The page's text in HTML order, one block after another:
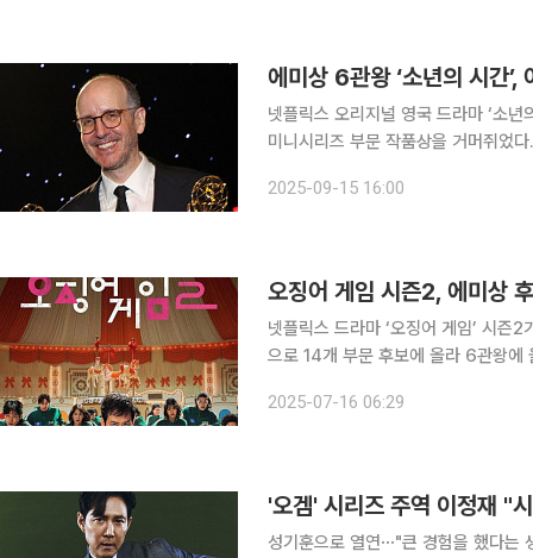
에미상 6관왕 ‘소년의 시간’,
넷플릭스 오리지널 영국 드라마 ‘소
미니시리즈 부문 작품상을 거머쥐었다. ‘소년의 시간’은 14일 미국 로스앤젤레스 피콕극장에서
10대 후반에서 20대 초반에 이르는
2025-09-15 16:00
오징어 게임 시즌2, 에미상
넷플릭스 드라마 ‘오징어 게임’ 시
으로 14개 부문 후보에 올라 6관왕에
한 후보 지명이 기대됐지만 완결성 부
2025-07-16 06:29
'오겜' 시리즈 주역 이정재 "
성기훈으로 열연⋯"큰 경험을 했다는